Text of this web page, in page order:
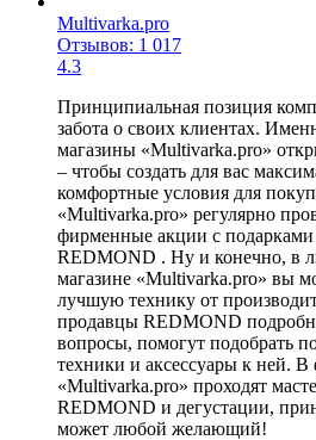
Multivarka.pro
Отзывов: 1 017
4.3
Принципиальная позиция
забота о своих клиентах.
магазины «Multivarka.pro»
– чтобы создать для вас
комфортные условия для
«Multivarka.pro» регулярно
фирменные акции с
REDMOND . Ну и конечно, в
магазине «Multivarka.pro» вы
лучшую технику от
продавцы REDMOND
вопросы, помогут подобрать
техники и аксессуары к ней.
«Multivarka.pro» проходят
REDMOND и дегустации,
может любой желающий!